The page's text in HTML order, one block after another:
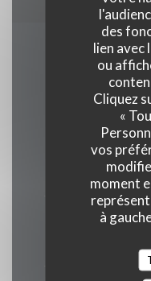
des
lien avec
ou
Cliquez
«
vos
moment
à